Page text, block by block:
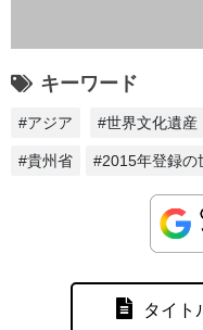
キーワード
#アジア #世界文化遺産
#貴州省 #2015年登録の
タイト